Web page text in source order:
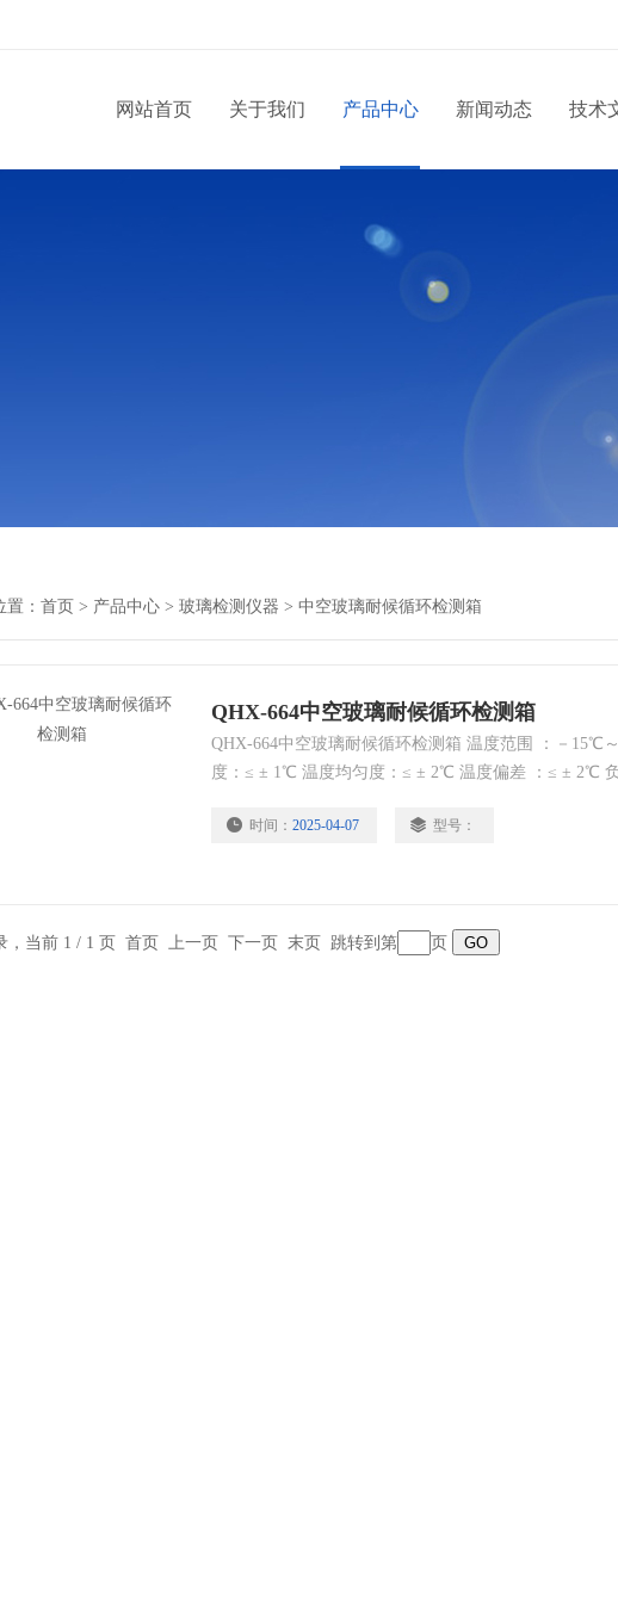
网站首页 关于我们 产品中心 新闻动态 技术
： 首页 > 产品中心 > 玻璃检测仪器 > 中空玻璃耐候循环检测箱
QHX-664中空玻璃耐候循环检测箱
QHX-664中空玻璃耐候循环检测箱 温度范围 ：－15℃
度：≤ ± 1℃ 温度均匀度：≤ ± 2℃ 温度偏差 ：≤ ± 2℃
壁：不锈钢发纹板 内壁：316L不锈钢板
时间： 2025-04-07 型号：
，当前 1 / 1 页 首页 上一页 下一页 末页 跳转到第 页